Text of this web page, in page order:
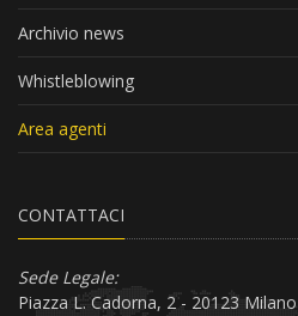
Archivio news
Whistleblowing
Area agenti
CONTATTACI
Sede Legale:
Piazza L. Cadorna, 2 - 20123 Milano